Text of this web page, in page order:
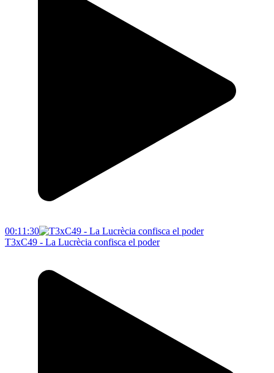
00:11:30
T3xC49 - La Lucrècia confisca el poder